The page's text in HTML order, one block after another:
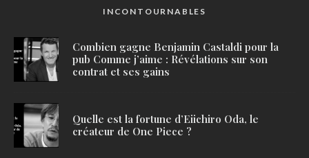
INCONTOURNABLES
Combien gagne Benjamin Castaldi pour la
pub Comme j’aime : Révélations sur son
contrat et ses gains
Quelle est la fortune d’Eiichiro Oda, le
créateur de One Piece ?